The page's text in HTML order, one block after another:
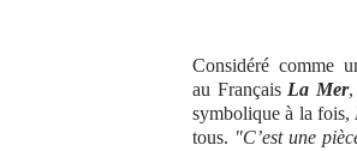
Considéré comme
au Français La Mer,
symbolique à la fois,
tous. "C’est une